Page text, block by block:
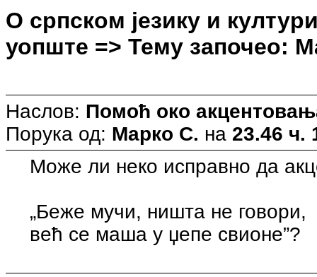
О српском језику и
уопште => Тему започео:
Наслов: Помоћ око
Порука од: Марко С. на 23.46 ч.
Може ли неко исправно да
„Беже мучи, ништа не говори,
већ се маша у џепе свионе”?